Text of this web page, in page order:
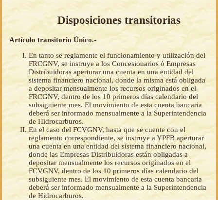
Disposiciones transitorias
Artículo transitorio Único.-
En tanto se reglamente el funcionamiento y utilización del
FRCGNV, se instruye a los Concesionarios ó Empresas
Distribuidoras aperturar una cuenta en una entidad del
sistema financiero nacional, donde la misma está obligada
a depositar mensualmente los recursos originados en el
FRCGNV, dentro de los 10 primeros días calendario del
subsiguiente mes. El movimiento de esta cuenta bancaria
deberá ser informado mensualmente a la Superintendencia
de Hidrocarburos.
En el caso del FCVGNV, hasta que se cuente con el
reglamento correspondiente, se instruye a YPFB aperturar
una cuenta en una entidad del sistema financiero nacional,
donde las Empresas Distribuidoras están obligadas a
depositar mensualmente los recursos originados en el
FCVGNV, dentro de los 10 primeros días calendario del
subsiguiente mes. El movimiento de esta cuenta bancaria
deberá ser informado mensualmente a la Superintendencia
de Hidrocarburos.